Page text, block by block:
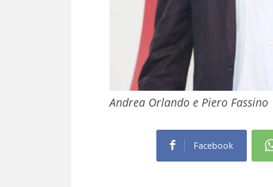
Andrea Orlando e Piero Fassino
Facebook